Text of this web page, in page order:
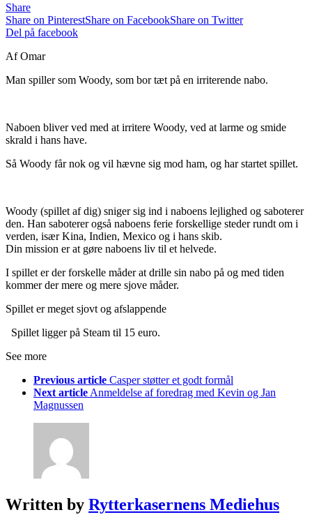
Share
Share on PinterestShare on FacebookShare on Twitter
Del på facebook
Af Omar
Man spiller som Woody, som bor tæt på en irriterende nabo.
Naboen bliver ved med at irritere Woody, ved at larme og smide
skrald i hans have.
Så Woody får nok og vil hævne sig mod ham, og har startet spillet.
Woody (spillet af dig) sniger sig ind i naboens lejlighed og saboterer
den. Han saboterer også naboens ferie forskellige steder rundt om i
verden, især Kina, Indien, Mexico og i hans skib.
Din mission er at gøre naboens liv til et helvede.
I spillet er der forskelle måder at drille sin nabo på og med tiden
kommer der mere og mere sjove måder.
Spillet er meget sjovt og afslappende
Spillet ligger på Steam til 15 euro.
See more
Previous article Casper støtter et godt formål
Next article Anmeldelse af foredrag med Kevin og Jan
Magnussen
Written by Rytterkasernens Mediehus